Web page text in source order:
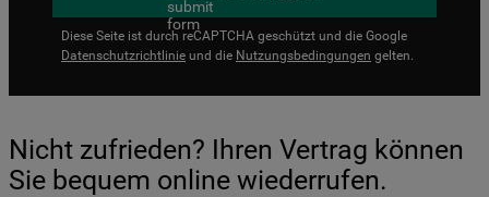
Diese Seite ist durch reCAPTCHA geschützt und die Google
Datenschutzrichtlinie und die Nutzungsbedingungen gelten.
Nicht zufrieden? Ihren Vertrag können
Sie bequem online wiederrufen.